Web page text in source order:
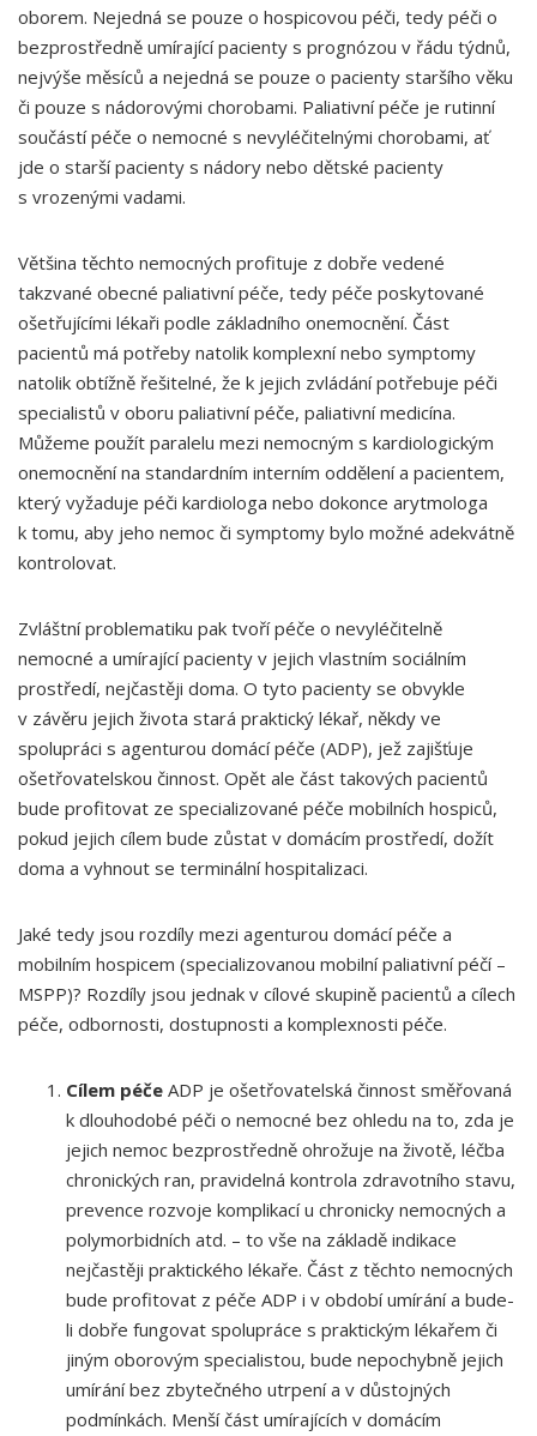
oborem. Nejedná se pouze o hospicovou péči, tedy péči o
bezprostředně umírající pacienty s prognózou v řádu týdnů,
nejvýše měsíců a nejedná se pouze o pacienty staršího věku
či pouze s nádorovými chorobami. Paliativní péče je rutinní
součástí péče o nemocné s nevyléčitelnými chorobami, ať
jde o starší pacienty s nádory nebo dětské pacienty
s vrozenými vadami.
Většina těchto nemocných profituje z dobře vedené
takzvané obecné paliativní péče, tedy péče poskytované
ošetřujícími lékaři podle základního onemocnění. Část
pacientů má potřeby natolik komplexní nebo symptomy
natolik obtížně řešitelné, že k jejich zvládání potřebuje péči
specialistů v oboru paliativní péče, paliativní medicína.
Můžeme použít paralelu mezi nemocným s kardiologickým
onemocnění na standardním interním oddělení a pacientem,
který vyžaduje péči kardiologa nebo dokonce arytmologa
k tomu, aby jeho nemoc či symptomy bylo možné adekvátně
kontrolovat.
Zvláštní problematiku pak tvoří péče o nevyléčitelně
nemocné a umírající pacienty v jejich vlastním sociálním
prostředí, nejčastěji doma. O tyto pacienty se obvykle
v závěru jejich života stará praktický lékař, někdy ve
spolupráci s agenturou domácí péče (ADP), jež zajišťuje
ošetřovatelskou činnost. Opět ale část takových pacientů
bude profitovat ze specializované péče mobilních hospiců,
pokud jejich cílem bude zůstat v domácím prostředí, dožít
doma a vyhnout se terminální hospitalizaci.
Jaké tedy jsou rozdíly mezi agenturou domácí péče a
mobilním hospicem (specializovanou mobilní paliativní péčí –
MSPP)? Rozdíly jsou jednak v cílové skupině pacientů a cílech
péče, odbornosti, dostupnosti a komplexnosti péče.
Cílem péče ADP je ošetřovatelská činnost směřovaná
k dlouhodobé péči o nemocné bez ohledu na to, zda je
jejich nemoc bezprostředně ohrožuje na životě, léčba
chronických ran, pravidelná kontrola zdravotního stavu,
prevence rozvoje komplikací u chronicky nemocných a
polymorbidních atd. – to vše na základě indikace
nejčastěji praktického lékaře. Část z těchto nemocných
bude profitovat z péče ADP i v období umírání a bude-
li dobře fungovat spolupráce s praktickým lékařem či
jiným oborovým specialistou, bude nepochybně jejich
umírání bez zbytečného utrpení a v důstojných
podmínkách. Menší část umírajících v domácím